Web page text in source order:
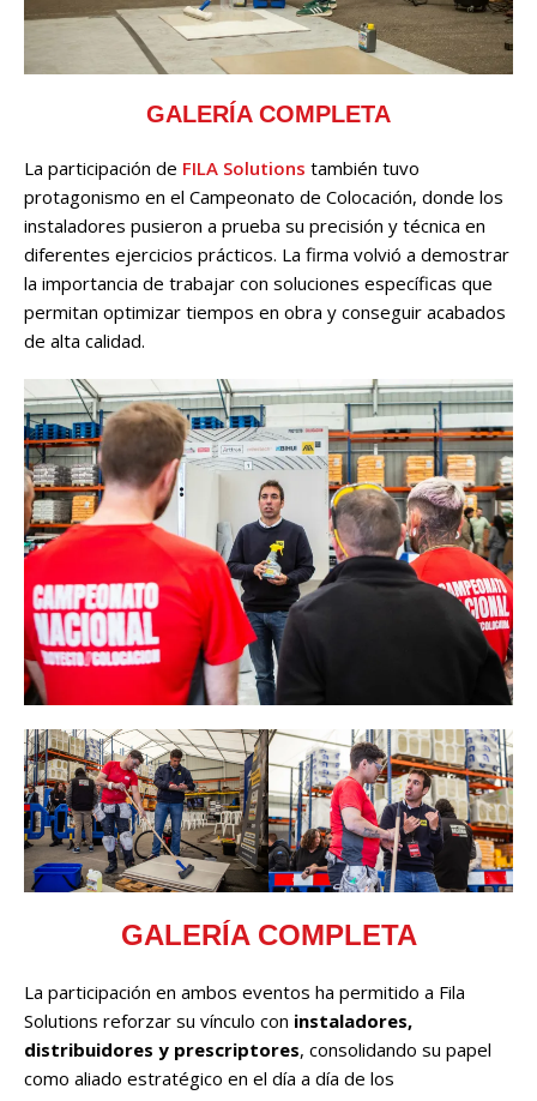
GALERÍA COMPLETA
La participación de FILA Solutions también tuvo
protagonismo en el Campeonato de Colocación, donde los
instaladores pusieron a prueba su precisión y técnica en
diferentes ejercicios prácticos. La firma volvió a demostrar
la importancia de trabajar con soluciones específicas que
permitan optimizar tiempos en obra y conseguir acabados
de alta calidad.
GALERÍA COMPLETA
La participación en ambos eventos ha permitido a Fila
Solutions reforzar su vínculo con instaladores,
distribuidores y prescriptores, consolidando su papel
como aliado estratégico en el día a día de los